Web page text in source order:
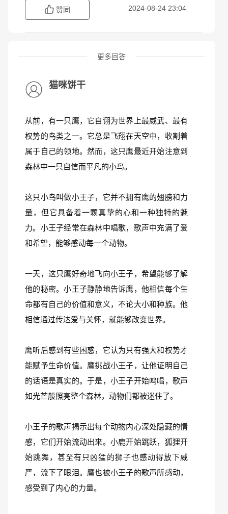
赞同 2024-08-24 23:04
更多回答
猫咪饼干
从前，有一只鹰，它自诩为世界上最威武、最有
权势的鸟类之一。它总是飞翔在天空中，收割着
属于自己的领地。然而，这只鹰最近开始注意到
森林中一只自信而平凡的小鸟。
这只小鸟叫做小王子，它并不拥有鹰的翅膀和力
量，但它具备着一颗真挚的心和一种独特的魅
力。小王子经常在森林中唱歌，歌声中充满了爱
和希望，能够感动每一个动物。
一天，这只鹰好奇地飞向小王子，希望能够了解
他的秘密。小王子静静地告诉鹰，他相信每个生
命都有自己的价值和意义，不论大小和种族。他
相信通过传达爱与关怀，就能够改变世界。
鹰听后感到有些困惑，它认为只有强大和权势才
能赋予生命价值。鹰挑战小王子，让他证明自己
的话语是真实的。于是，小王子开始鸣唱，歌声
如光芒般照亮整个森林，动物们都被迷住了。
小王子的歌声揭示出每个动物内心深处隐藏的情
感，它们开始流动出来。小鹿开始跳跃，狐狸开
始跳舞，甚至有只凶猛的狮子也感动得放下威
严，流下了眼泪。鹰也被小王子的歌声所感动，
感受到了内心的力量。